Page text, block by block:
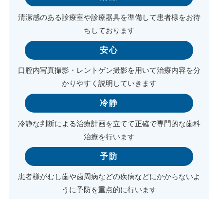
清潔感のある診療室や診療器具を準備して患者様をお待
ちしております
安心
口腔内写真撮影・レントゲン撮影を用いて治療内容を分
かりやすく説明していきます
冷静
冷静な判断による治療計画を立てて正確で専門的な歯科
治療を行います
予防
患者様がむし歯や歯周病などの疾病などにかからないよ
うに予防を重点的に行います